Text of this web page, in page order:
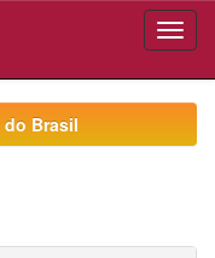
do Brasil